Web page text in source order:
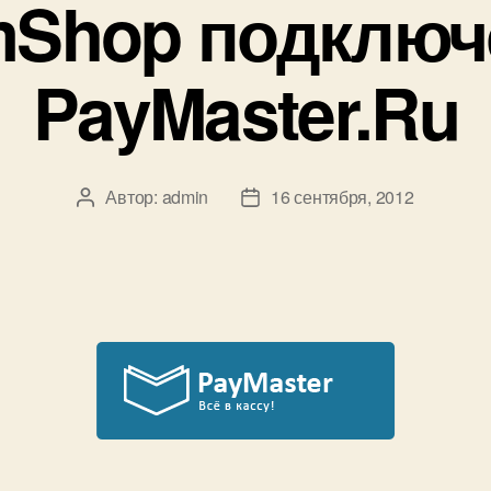
PayMaster.Ru
Автор
Автор: admin
Дата16 сентября, 2012